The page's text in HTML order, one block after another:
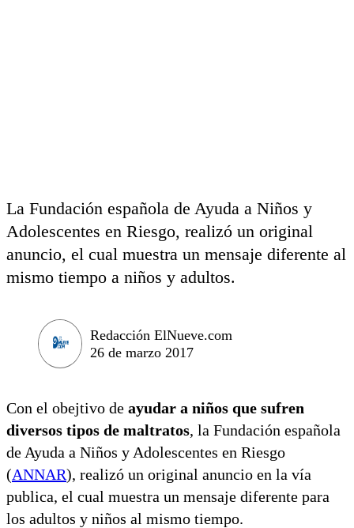
La Fundación española de Ayuda a Niños y
Adolescentes en Riesgo, realizó un original
anuncio, el cual muestra un mensaje diferente al
mismo tiempo a niños y adultos.
Redacción ElNueve.com
26 de marzo 2017
Con el obejtivo de ayudar a niños que sufren
diversos tipos de maltratos, la Fundación española
de Ayuda a Niños y Adolescentes en Riesgo
(ANNAR), realizó un original anuncio en la vía
publica, el cual muestra un mensaje diferente para
los adultos y niños al mismo tiempo.